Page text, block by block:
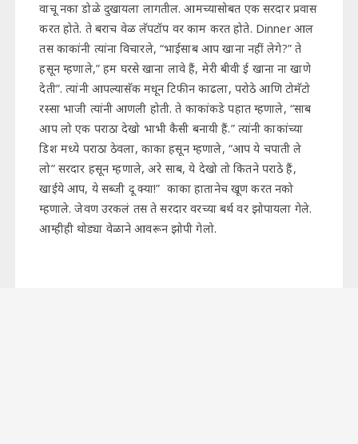
वाचू नका डोळे दुखायला लागतील. आमच्यासोबत एक सरदार प्रवास
करत होते. ते बराच वेळ लॅपटॉप वर काम करत होते. Dinner आल
तस काकांनी त्यांना विचारले, “भाईसाब आप खाना नहीं लेगे?” ते
हसून म्हणाले,” हम घरसे खाना लावे हैं, मेरी बीवी ई खाना ना खाणे
देती”. त्यांनी आपल्यासॅक मधून टिफीन काढला, परोठे आणि टोमॅटो
रस्सा भाजी त्यांनी आणली होती. ते काकांकडे पहात म्हणाले, “साब
आप लो एक पराठा देखो भाभी कैसी बनायी हैं.” त्यांनी काकांच्या
डिश मध्ये पराठा ठेवला, काका हसून म्हणाले, “आप ये चपाती ले
लो” सरदार हसून म्हणाले, अरे साब, ये देखो तो कितने पराठे हैं,
खाईये आप, ये सब्जी दू क्या!” काका हातानेच खूण करत नको
म्हणाले. जेवण उरकलं तस ते सरदार वरच्या बर्थ वर झोपायला गेले.
आम्हीही थोड्या वेळाने आवरून झोपी गेलो.